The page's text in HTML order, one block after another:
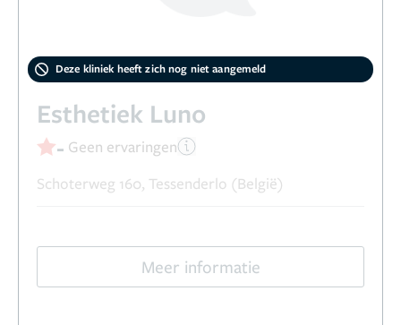
Deze kliniek heeft zich nog niet aangemeld
Esthetiek Luno
- Geen ervaringen
Schoterweg 160, Tessenderlo (België)
Meer informatie